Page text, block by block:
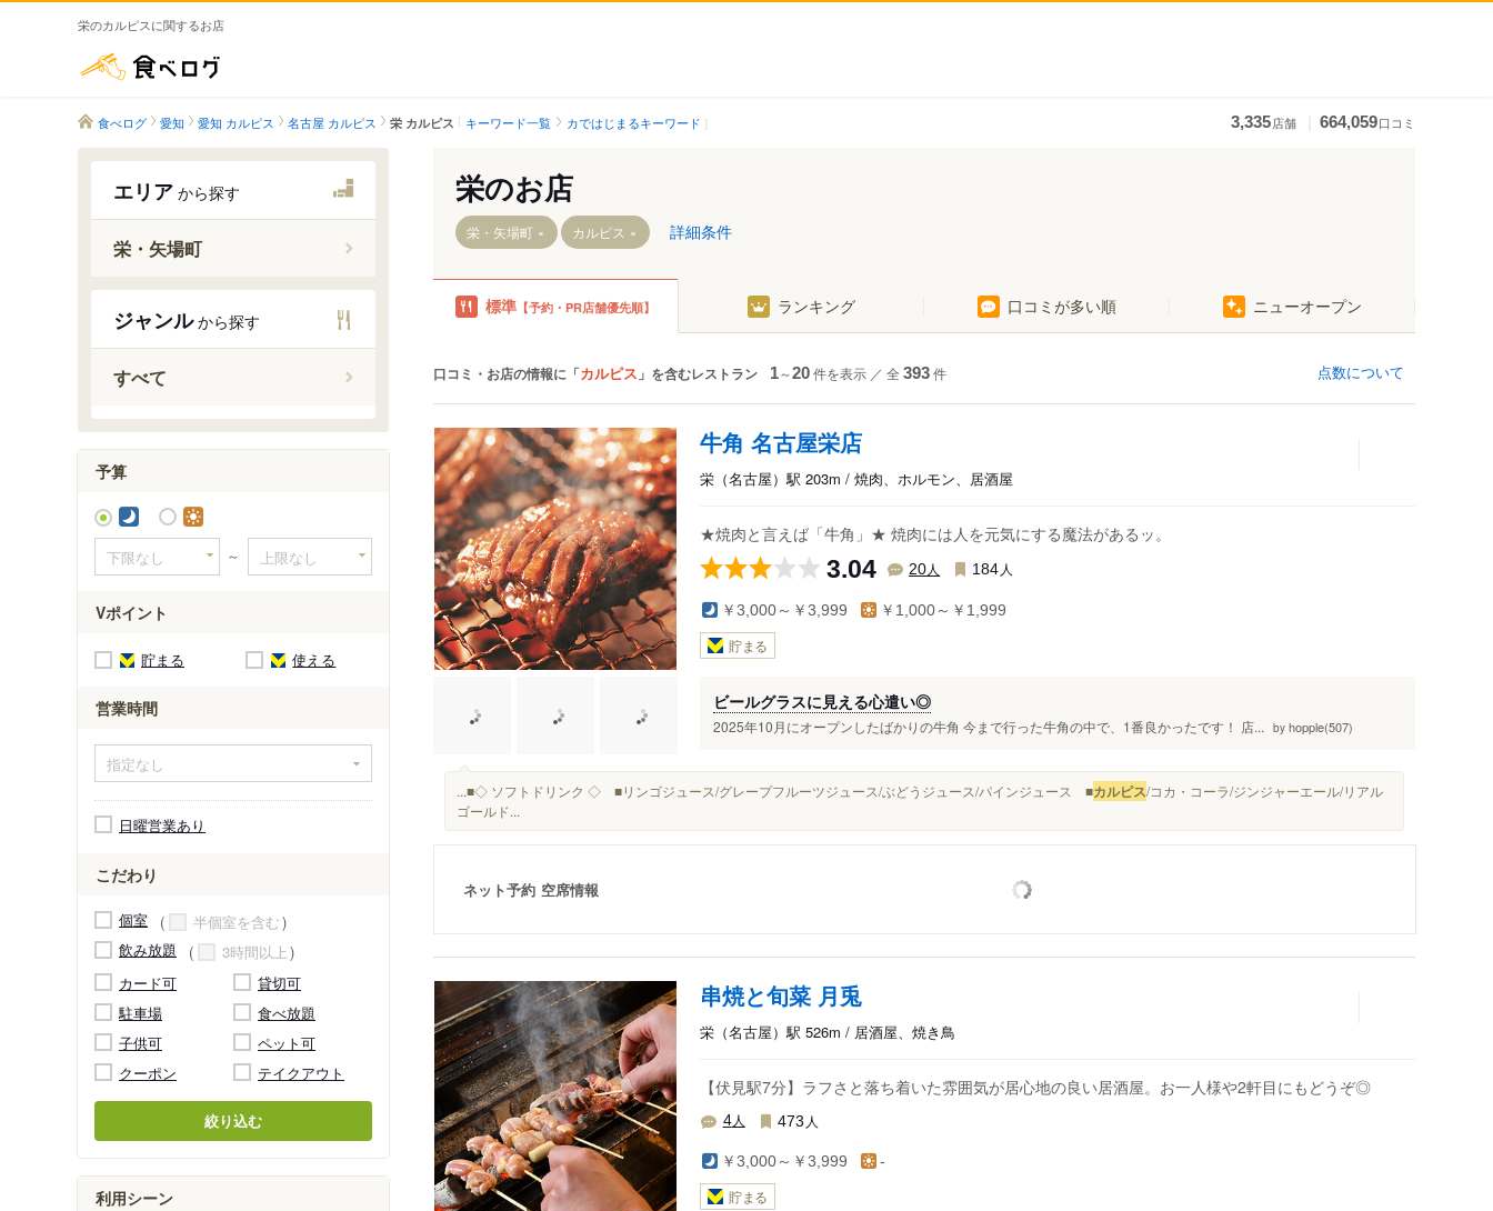
栄のカルピスに関するお店
食べログ 愛知 愛知 カルピス 名古屋 カルピス 栄 カルピス キーワード一覧 カではじまるキーワード 3,335店舗 664,059口コミ
エリア から探す
栄・矢場町
栄駅（名古屋）
久屋大通駅
栄町駅
ジャンルから探す
すべて
予算
～
Vポイント
貯まる 使える
営業時間
日曜営業あり
こだわり
個室
半個室を含む
飲み放題
3時間以上
カード可
貸切可
駐車場
食べ放題
子供可
ペット可
クーポン
テイクアウト
絞り込む
利用シーン
栄のお店
栄・矢場町 カルピス 詳細条件
標準 【予約・PR店舗優先順】 ランキング 口コミが多い順 ニューオープン
口コミ・お店の情報に「カルピス 」を含むレストラン 1～20件を表示 ／ 全 393件 点数について
牛角 名古屋栄店
栄（名古屋）駅 203m / 焼肉、ホルモン、居酒屋
★焼肉と言えば「牛角」★ 焼肉には人を元気にする魔法があるッ。
3.04 20人 184 人
￥3,000～￥3,999 ￥1,000～￥1,999
貯まる
ビールグラスに見える心遣い◎
2025年10月にオープンしたばかりの牛角 今まで行った牛角の中で、1番良かったです！ 店... by hopple(507)
...■◇ ソフトドリンク ◇ ■リンゴジュース/グレープフルーツジュース/ぶどうジュース/パインジュース ■カルピス/コカ・コーラ/ジンジャーエール/リアル
ゴールド...
ネット予約 空席情報
串焼と旬菜 月兎
栄（名古屋）駅 526m / 居酒屋、焼き鳥
【伏見駅7分】ラフさと落ち着いた雰囲気が居心地の良い居酒屋。お一人様や2軒目にもどうぞ◎
4人 473 人
￥3,000～￥3,999 -
貯まる